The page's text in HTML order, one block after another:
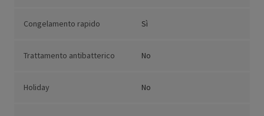
Congelamento rapido Sì
Trattamento antibatterico No
Holiday No